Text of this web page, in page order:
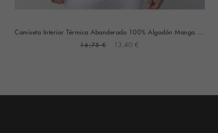
Camiseta Interior Térmica Abanderado 100% Algodón Manga Larga (blanca)
16,75 € 13,40 €